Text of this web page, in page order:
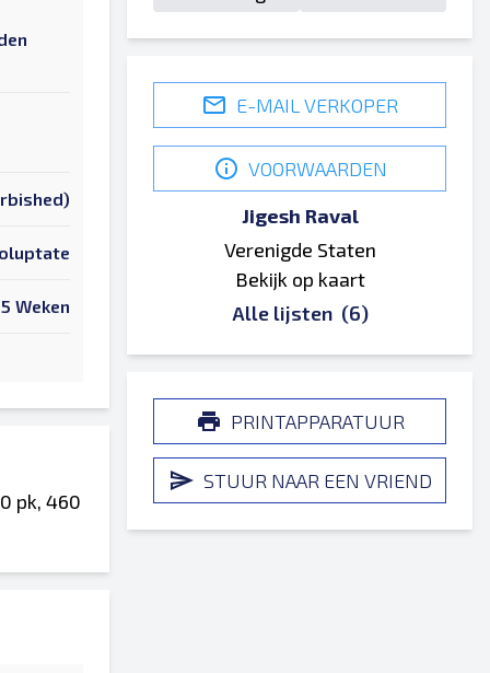
Weken
pk, 460
E-MAIL VERKOPER
VOORWAARDEN
Jigesh Raval
Verenigde Staten
Bekijk op kaart
Alle lijsten (6)
PRINTAPPARATUUR
STUUR NAAR EEN VRIEND